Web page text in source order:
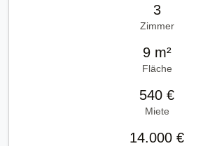
3
Zimmer
9 m²
Fläche
540 €
Miete
14.000 €